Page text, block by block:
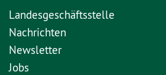
Landesgeschäftsstelle
Nachrichten
Newsletter
Jobs